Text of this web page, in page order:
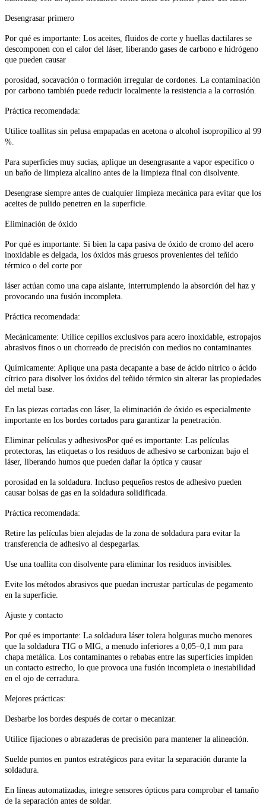
Desengrasar primero
Por qué es importante: Los aceites, fluidos de corte y huellas dactilares se
descomponen con el calor del láser, liberando gases de carbono e hidrógeno
que pueden causar
porosidad, socavación o formación irregular de cordones. La contaminación
por carbono también puede reducir localmente la resistencia a la corrosión.
Práctica recomendada:
Utilice toallitas sin pelusa empapadas en acetona o alcohol isopropílico al 99
%.
Para superficies muy sucias, aplique un desengrasante a vapor específico o
un baño de limpieza alcalino antes de la limpieza final con disolvente.
Desengrase siempre antes de cualquier limpieza mecánica para evitar que los
aceites de pulido penetren en la superficie.
Eliminación de óxido
Por qué es importante: Si bien la capa pasiva de óxido de cromo del acero
inoxidable es delgada, los óxidos más gruesos provenientes del teñido
térmico o del corte por
láser actúan como una capa aislante, interrumpiendo la absorción del haz y
provocando una fusión incompleta.
Práctica recomendada:
Mecánicamente: Utilice cepillos exclusivos para acero inoxidable, estropajos
abrasivos finos o un chorreado de precisión con medios no contaminantes.
Químicamente: Aplique una pasta decapante a base de ácido nítrico o ácido
cítrico para disolver los óxidos del teñido térmico sin alterar las propiedades
del metal base.
En las piezas cortadas con láser, la eliminación de óxido es especialmente
importante en los bordes cortados para garantizar la penetración.
Eliminar películas y adhesivosPor qué es importante: Las películas
protectoras, las etiquetas o los residuos de adhesivo se carbonizan bajo el
láser, liberando humos que pueden dañar la óptica y causar
porosidad en la soldadura. Incluso pequeños restos de adhesivo pueden
causar bolsas de gas en la soldadura solidificada.
Práctica recomendada:
Retire las películas bien alejadas de la zona de soldadura para evitar la
transferencia de adhesivo al despegarlas.
Use una toallita con disolvente para eliminar los residuos invisibles.
Evite los métodos abrasivos que puedan incrustar partículas de pegamento
en la superficie.
Ajuste y contacto
Por qué es importante: La soldadura láser tolera holguras mucho menores
que la soldadura TIG o MIG, a menudo inferiores a 0,05–0,1 mm para
chapa metálica. Los contaminantes o rebabas entre las superficies impiden
un contacto estrecho, lo que provoca una fusión incompleta o inestabilidad
en el ojo de cerradura.
Mejores prácticas:
Desbarbe los bordes después de cortar o mecanizar.
Utilice fijaciones o abrazaderas de precisión para mantener la alineación.
Suelde puntos en puntos estratégicos para evitar la separación durante la
soldadura.
En líneas automatizadas, integre sensores ópticos para comprobar el tamaño
de la separación antes de soldar.